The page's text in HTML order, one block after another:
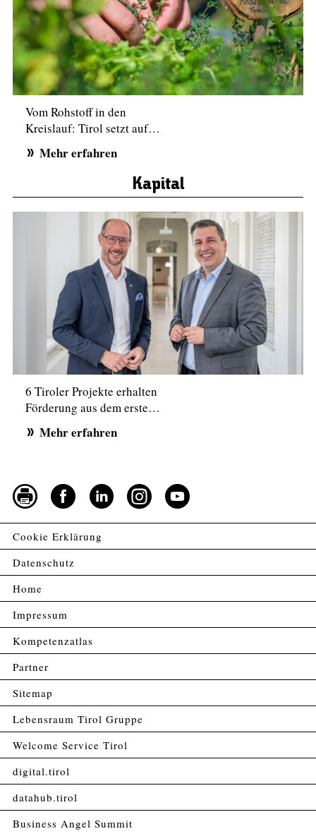
Vom Rohstoff in den
Kreislauf: Tirol setzt auf…
Mehr erfahren
Kapital
6 Tiroler Projekte erhalten
Förderung aus dem erste…
Mehr erfahren
Cookie Erklärung
Datenschutz
Home
Impressum
Kompetenzatlas
Partner
Sitemap
Lebensraum Tirol Gruppe
Welcome Service Tirol
digital.tirol
datahub.tirol
Business Angel Summit